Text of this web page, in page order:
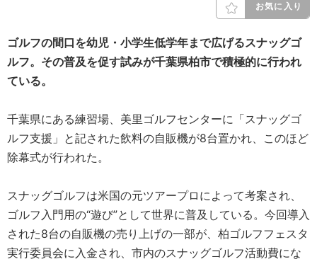
お気に入り
ゴルフの間口を幼児・小学生低学年まで広げるスナッグゴ
ルフ。その普及を促す試みが千葉県柏市で積極的に行われ
ている。
千葉県にある練習場、美里ゴルフセンターに「スナッグゴ
ルフ支援」と記された飲料の自販機が8台置かれ、このほど
除幕式が行われた。
スナッグゴルフは米国の元ツアープロによって考案され、
ゴルフ入門用の“遊び”として世界に普及している。今回導入
された8台の自販機の売り上げの一部が、柏ゴルフフェスタ
実行委員会に入金され、市内のスナッグゴルフ活動費にな